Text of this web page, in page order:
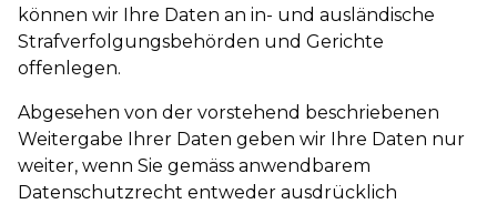
können wir Ihre Daten an in- und ausländische
Strafverfolgungsbehörden und Gerichte
offenlegen.
Abgesehen von der vorstehend beschriebenen
Weitergabe Ihrer Daten geben wir Ihre Daten nur
weiter, wenn Sie gemäss anwendbarem
Datenschutzrecht entweder ausdrücklich